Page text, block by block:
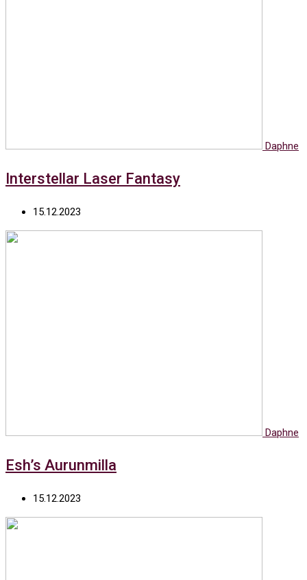
Daphne
Interstellar Laser Fantasy
15.12.2023
Daphne
Esh’s Aurunmilla
15.12.2023